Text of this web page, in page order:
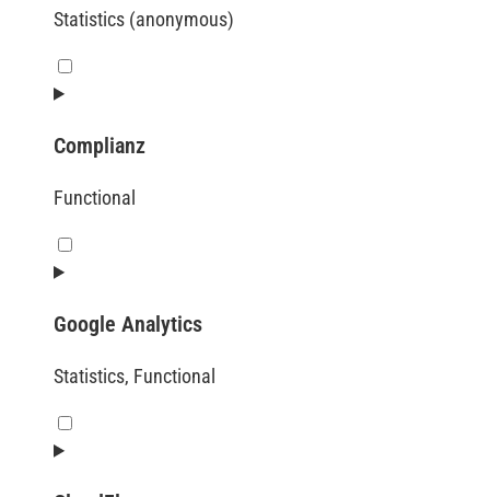
Statistics (anonymous)
Complianz
Functional
Google Analytics
Statistics, Functional